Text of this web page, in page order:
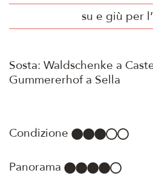
su e giù per
Sosta: Waldschenke a
Gummererhof a Sella
Condizione
Panorama